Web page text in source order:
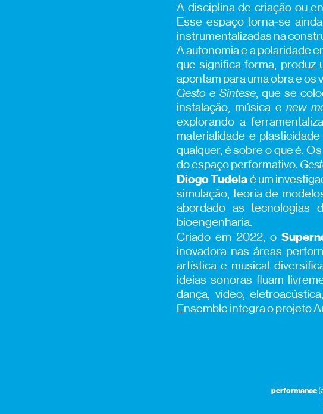
A disciplina de criação ou
Esse espaço torna-se
instrumentalizadas na
A autonomia e a polaridade
que significa forma, produz
apontam para uma obra e os
Gesto e Síntese, que se
instalação, música enew
explorando a
materialidade e
qualquer, é sobre o que é.
do espaço performativo.
Diogo Tudelaé um
simulação, teoria de
abordado as tecnologias
bioengenharia.
Criado em 2022, o
inovadora nas áreas
artística e musical
ideias sonoras fluam
dança, vídeo,
Ensemble integra o projeto
performance